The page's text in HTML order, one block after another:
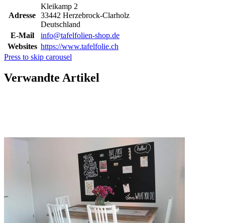
Adresse
Kleikamp 2
33442 Herzebrock-Clarholz
Deutschland
E-Mail
info@tafelfolien-shop.de
Websites https://www.tafelfolie.ch
Press to skip carousel
Verwandte Artikel